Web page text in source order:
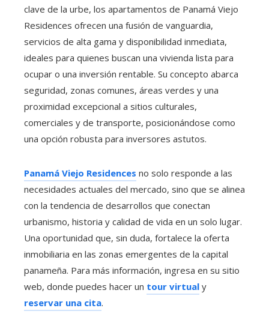
clave de la urbe, los apartamentos de Panamá Viejo
Residences ofrecen una fusión de vanguardia,
servicios de alta gama y disponibilidad inmediata,
ideales para quienes buscan una vivienda lista para
ocupar o una inversión rentable. Su concepto abarca
seguridad, zonas comunes, áreas verdes y una
proximidad excepcional a sitios culturales,
comerciales y de transporte, posicionándose como
una opción robusta para inversores astutos.
Panamá Viejo Residences no solo responde a las
necesidades actuales del mercado, sino que se alinea
con la tendencia de desarrollos que conectan
urbanismo, historia y calidad de vida en un solo lugar.
Una oportunidad que, sin duda, fortalece la oferta
inmobiliaria en las zonas emergentes de la capital
panameña. Para más información, ingresa en su sitio
web, donde puedes hacer un tour virtual y
reservar una cita.